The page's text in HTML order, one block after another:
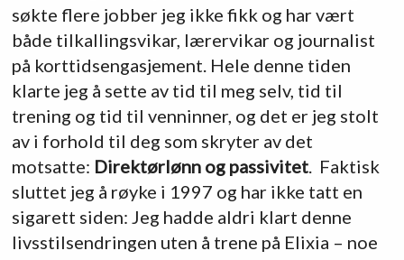
søkte flere jobber jeg ikke fikk og har vært
både tilkallingsvikar, lærervikar og journalist
på korttidsengasjement. Hele denne tiden
klarte jeg å sette av tid til meg selv, tid til
trening og tid til venninner, og det er jeg stolt
av i forhold til deg som skryter av det
motsatte: Direktørlønn og passivitet. Faktisk
sluttet jeg å røyke i 1997 og har ikke tatt en
sigarett siden: Jeg hadde aldri klart denne
livsstilsendringen uten å trene på Elixia – noe